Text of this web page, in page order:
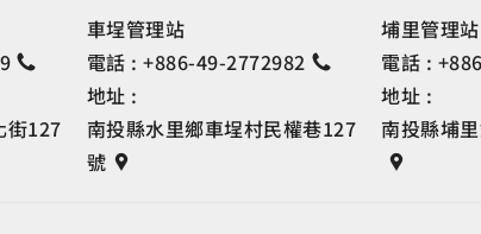
街127
車埕管理站
電話 :+886-49-2772982
地址 :
南投縣水里鄉車埕村民權巷127
號
埔里管理站
電話 :
地址 :
南投縣埔